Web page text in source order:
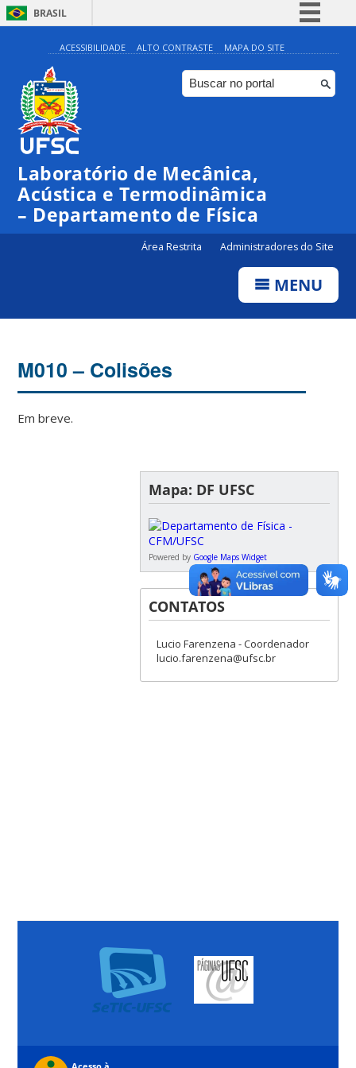
BRASIL
Simplifique!
Comunica BR
Participe
Canais
ACESSIBILIDADE ALTO CONTRASTE MAPA DO SITE
Laboratório de Mecânica,
Acústica e Termodinâmica
– Departamento de Física
Área Restrita Administradores do Site
MENU
M010 – Colisões
Em breve.
Mapa: DF UFSC
Powered by Google Maps Widget
CONTATOS
Lucio Farenzena - Coordenador
lucio.farenzena@ufsc.br